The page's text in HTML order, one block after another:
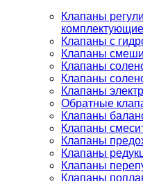
Клапаны
комплектующие
Клапаны с
Клапаны
Клапаны
Клапаны
Клапаны
Обратные
Клапаны
Клапаны
Клапаны
Клапаны
Клапаны
Клапаны